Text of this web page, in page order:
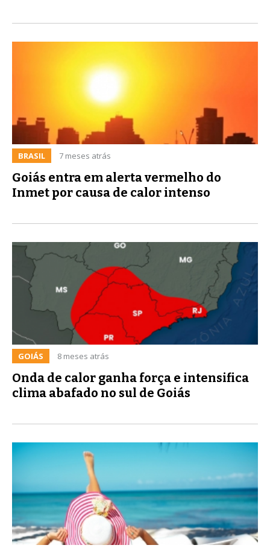
BRASIL 7 meses atrás
Goiás entra em alerta vermelho do
Inmet por causa de calor intenso
GOIÁS 8 meses atrás
Onda de calor ganha força e intensifica
clima abafado no sul de Goiás